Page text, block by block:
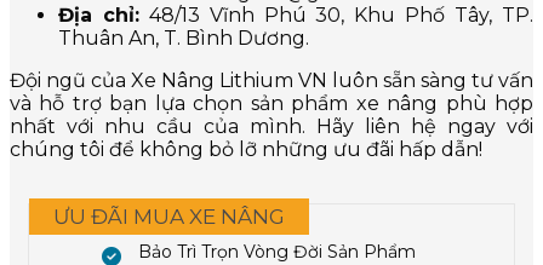
Địa chỉ:48/13 Vĩnh Phú 30, Khu Phố Tây, TP.
Thuân An, T. Bình Dương.
Đội ngũ của Xe Nâng Lithium VN luôn sẵn sàng tư vấn
và hỗ trợ bạn lựa chọn sản phẩm xe nâng phù hợp
nhất với nhu cầu của mình. Hãy liên hệ ngay với
chúng tôi để không bỏ lỡ những ưu đãi hấp dẫn!
ƯU ĐÃI MUA XE NÂNG
Bảo Trì Trọn Vòng Đời Sản Phẩm